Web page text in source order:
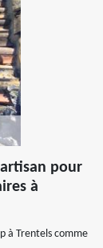
pour
à
à Trentels comme